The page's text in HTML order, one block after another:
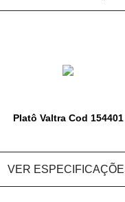
Platô Valtra Cod 154401
VER